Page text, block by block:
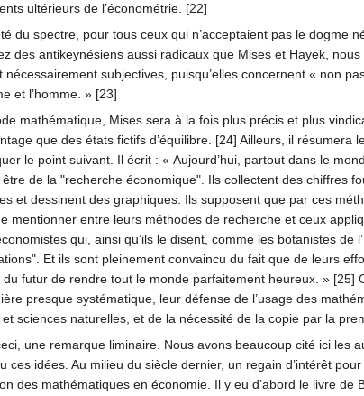
ultérieurs de l’économétrie. [22]
du spectre, pour tous ceux qui n’acceptaient pas le
des antikeynésiens aussi radicaux que Mises et Hayek,
nécessairement subjectives, puisqu’elles concernent « non
et l’homme. » [23]
mathématique, Mises sera à la fois plus précis et plus
que des états fictifs d’équilibre. [24] Ailleurs, il
le point suivant. Il écrit : « Aujourd’hui, partout dans le
de la "recherche économique". Ils collectent des chiffres
et dessinent des graphiques. Ils supposent que par ces
mentionner entre leurs méthodes de recherche et ceux
qui, ainsi qu’ils le disent, comme les botanistes
Et ils sont pleinement convaincu du fait que de leurs
du futur de rendre tout le monde parfaitement heureux. » [25]
presque systématique, leur défense de l’usage des
sciences naturelles, et de la nécessité de la copie par la
une remarque liminaire. Nous avons beaucoup cité ici les
ces idées. Au milieu du siècle dernier, un regain d’intérêt
des mathématiques en économie. Il y eu d’abord le livre de